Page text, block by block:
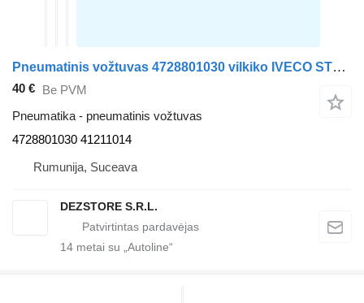
Pneumatinis vožtuvas 4728801030 vilkiko IVECO STRALIS
40 € Be PVM
Pneumatika - pneumatinis vožtuvas
4728801030 41211014
Rumunija, Suceava
DEZSTORE S.R.L.
14 metai su „Autoline“